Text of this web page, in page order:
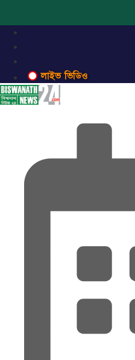
লাইভ ভিডিও